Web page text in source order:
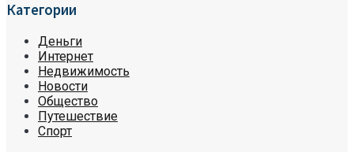
Категории
Деньги
Интернет
Недвижимость
Новости
Общество
Путешествие
Спорт